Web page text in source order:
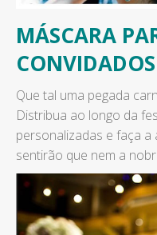
MÁSCARA
CONVIDADOS
Que tal uma pegada
Distribua ao longo da
personalizadas e faça a
sentirão que nem a